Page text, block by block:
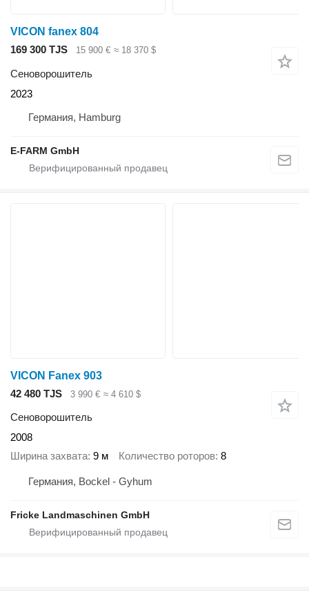
VICON fanex 804
169 300 TJS
15 900 € ≈ 18 370 $
Сеноворошитель
2023
Германия, Hamburg
E-FARM GmbH
VICON Fanex 903
42 480 TJS
3 990 € ≈ 4 610 $
Сеноворошитель
2008
Ширина захвата 9 м Количество роторов 8
Германия, Bockel - Gyhum
Fricke Landmaschinen GmbH